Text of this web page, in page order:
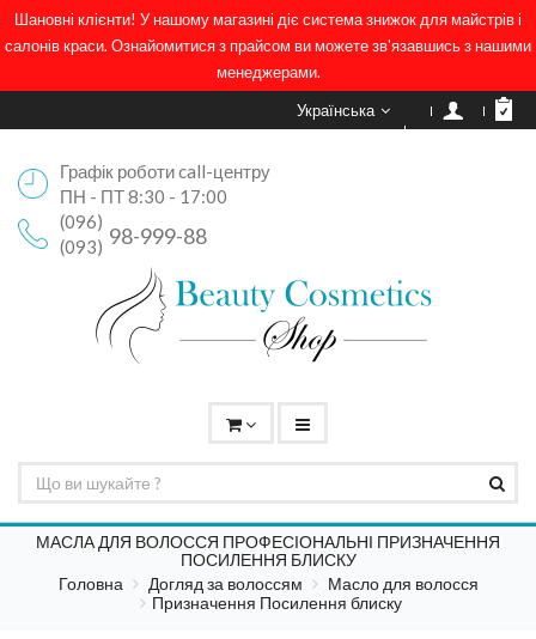
Шановні клієнти! У нашому магазині діє система знижок для майстрів і
салонів краси. Ознайомитися з прайсом ви можете зв'язавшись з нашими
менеджерами.
Українська
Графік роботи call-центру
ПН - ПТ 8:30 - 17:00
(096)
98-999-88
(093)
МАСЛА ДЛЯ ВОЛОССЯ ПРОФЕСІОНАЛЬНІ ПРИЗНАЧЕННЯ
ПОСИЛЕННЯ БЛИСКУ
Головна
Догляд за волоссям
Масло для волосся
Призначення Посилення блиску